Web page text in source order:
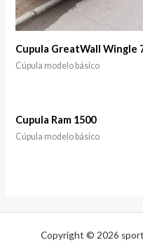
Cupula GreatWall Wingle
Cúpula modelo básico
Cupula Ram 1500
Cúpula modelo básico
Copyright © 2026